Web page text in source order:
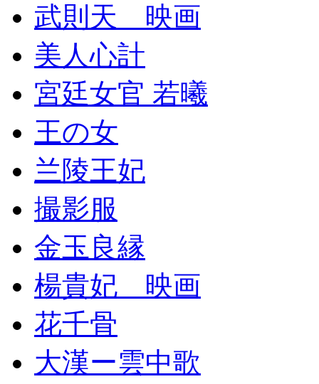
武則天 映画
美人心計
宮廷女官 若曦
王の女
兰陵王妃
撮影服
金玉良縁
楊貴妃 映画
花千骨
大漢ー雲中歌